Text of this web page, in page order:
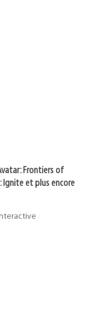
Frontiers of
Ignite et plus encore